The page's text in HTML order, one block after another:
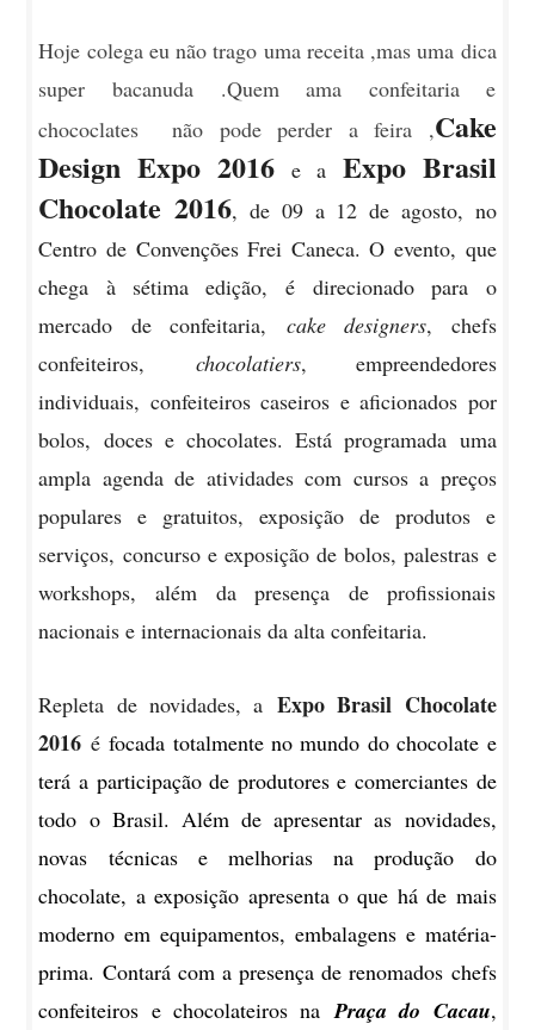
Hoje colega eu não trago uma receita ,mas uma dica
super bacanuda .Quem ama confeitaria e
chococlates não pode perder a feira ,Cake
Design Expo 2016 e a Expo Brasil
Chocolate 2016, de 09 a 12 de agosto, no
Centro de Convenções Frei Caneca. O evento, que
chega à sétima edição, é
direcionado para o
mercado de confeitaria, cake designers, chefs
confeiteiros, chocolatiers, empreendedores
individuais, confeiteiros caseiros e aficionados por
bolos, doces e chocolates. Está programada uma
ampla agenda de atividades com cursos a preços
populares e gratuitos, exposição de produtos e
serviços, concurso e exposição de bolos, palestras e
workshops, além da presença de profissionais
nacionais e internacionais da alta confeitaria.
Repleta de novidades, a Expo Brasil Chocolate
2016 éfocada totalmente no mundo do chocolate e
terá a participação de produtores e comerciantes de
todo o Brasil. Além de apresentar as novidades,
novas técnicas e melhorias na produção do
chocolate, a exposição apresenta o que há de mais
moderno em equipamentos, embalagens e matéria-
prima. Contará com a presença de renomados chefs
confeiteiros e chocolateiros na Praça do Cacau,